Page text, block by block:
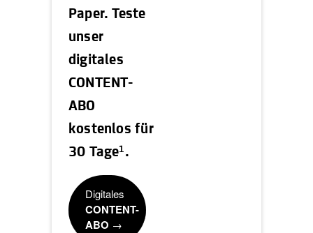
Paper. Teste
unser
digitales
CONTENT-
ABO
kostenlos für
30 Tage1 .
Digitales
CONTENT-
ABO →